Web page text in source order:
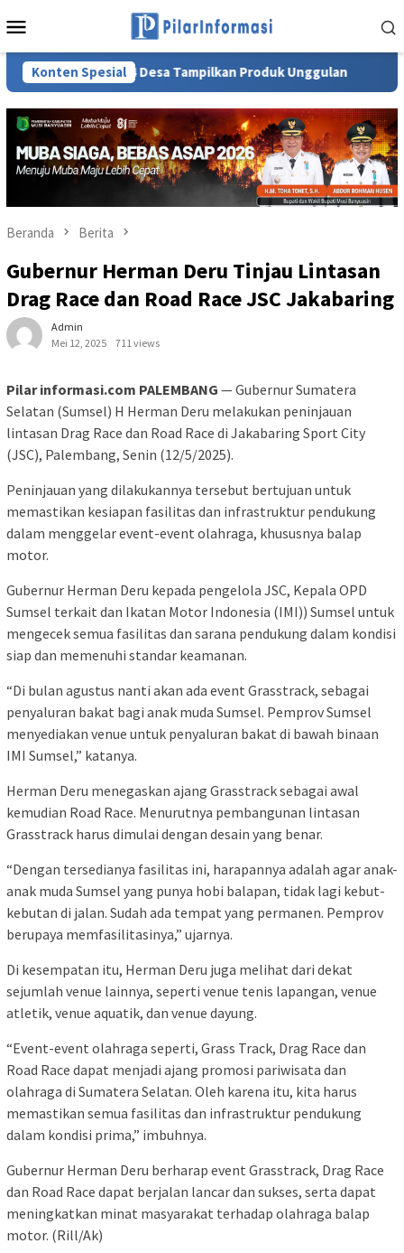
ke
Mobile
Konten Spesial
14 Desa Tampilkan Produk Unggulan Wabup Kyai
Beranda Berita
Gubernur Herman Deru Tinjau Lintasan
Drag Race dan Road Race JSC Jakabaring
Admin
Mei 12, 2025
711 views
Pilar informasi.com PALEMBANG — Gubernur Sumatera
Selatan (Sumsel) H Herman Deru melakukan peninjauan
lintasan Drag Race dan Road Race di Jakabaring Sport City
(JSC), Palembang, Senin (12/5/2025).
Peninjauan yang dilakukannya tersebut bertujuan untuk
memastikan kesiapan fasilitas dan infrastruktur pendukung
dalam menggelar event-event olahraga, khususnya balap
motor.
Gubernur Herman Deru kepada pengelola JSC, Kepala OPD
Sumsel terkait dan Ikatan Motor Indonesia (IMI)) Sumsel untuk
mengecek semua fasilitas dan sarana pendukung dalam kondisi
siap dan memenuhi standar keamanan.
“Di bulan agustus nanti akan ada event Grasstrack, sebagai
penyaluran bakat bagi anak muda Sumsel. Pemprov Sumsel
menyediakan venue untuk penyaluran bakat di bawah binaan
IMI Sumsel,” katanya.
Herman Deru menegaskan ajang Grasstrack sebagai awal
kemudian Road Race. Menurutnya pembangunan lintasan
Grasstrack harus dimulai dengan desain yang benar.
“Dengan tersedianya fasilitas ini, harapannya adalah agar anak-
anak muda Sumsel yang punya hobi balapan, tidak lagi kebut-
kebutan di jalan. Sudah ada tempat yang permanen. Pemprov
berupaya memfasilitasinya,” ujarnya.
Di kesempatan itu, Herman Deru juga melihat dari dekat
sejumlah venue lainnya, seperti venue tenis lapangan, venue
atletik, venue aquatik, dan venue dayung.
“Event-event olahraga seperti, Grass Track, Drag Race dan
Road Race dapat menjadi ajang promosi pariwisata dan
olahraga di Sumatera Selatan. Oleh karena itu, kita harus
memastikan semua fasilitas dan infrastruktur pendukung
dalam kondisi prima,” imbuhnya.
Gubernur Herman Deru berharap event Grasstrack, Drag Race
dan Road Race dapat berjalan lancar dan sukses, serta dapat
meningkatkan minat masyarakat terhadap olahraga balap
motor. (Rill/Ak)